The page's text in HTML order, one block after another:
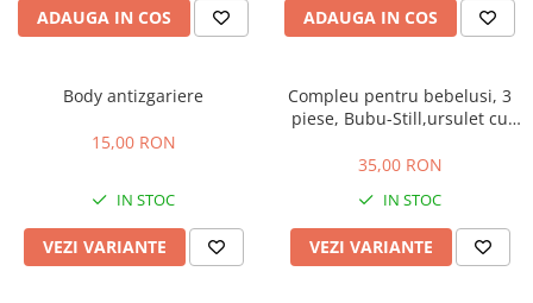
ADAUGA IN COS ADAUGA IN COS
Body antizgariere
15,00 RON
IN STOC
VEZI VARIANTE
Compleu pentru bebelusi, 3
piese, Bubu-Still,ursulet cu
35,00 RON
IN STOC
VEZI VARIANTE